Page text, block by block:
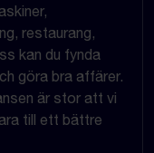
restaurang,
kan du fynda
göra bra affärer.
är stor att vi
till ett bättre